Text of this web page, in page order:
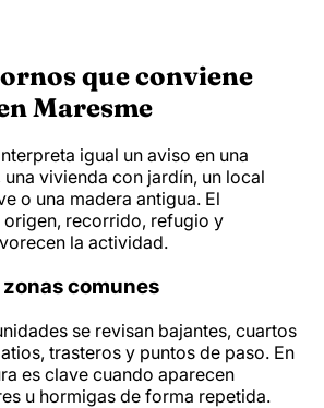
que conviene
Maresme
igual un aviso en una
vivienda con jardín, un local
o una madera antigua. El
recorrido, refugio y
la actividad.
comunes
se revisan bajantes, cuartos
trasteros y puntos de paso. En
es clave cuando aparecen
u hormigas de forma repetida.